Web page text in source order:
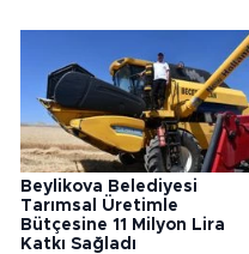
Beylikova Belediyesi
Tarımsal Üretimle
Bütçesine 11 Milyon Lira
Katkı Sağladı